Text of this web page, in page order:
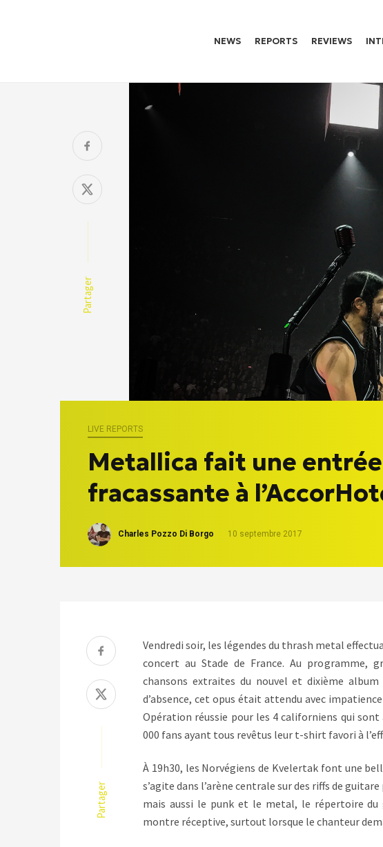
NEWS REPORTS REVIEWS
Partager
LIVE REPORTS
Metallica fait une entrée
fracassante à
Charles Pozzo Di Borgo 10 septembre 2017
Partager
Vendredi soir, les légendes du thrash metal
concert au Stade de France. Au programme,
chansons extraites du nouvel et dixième
d’absence, cet opus était attendu avec
Opération réussie pour les 4 californiens qui
000 fans ayant tous revêtus leur t-shirt favori à
À 19h30, les Norvégiens de Kvelertak font une
s’agite dans l’arène centrale sur des riffs de
mais aussi le punk et le metal, le répertoire
montre réceptive, surtout lorsque le chanteur